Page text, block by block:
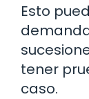
Esto
tener
caso.